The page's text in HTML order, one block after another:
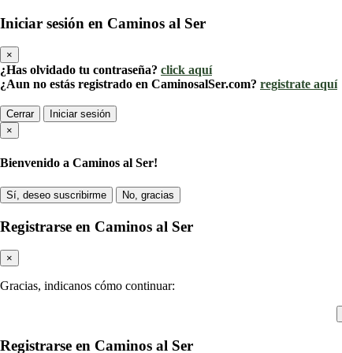
Iniciar sesión en Caminos al Ser
×
¿Has olvidado tu contraseña? click aquí
¿Aun no estás registrado en CaminosalSer.com? registrate aquí
Cerrar
Iniciar sesión
×
Bienvenido a Caminos al Ser!
Sí, deseo suscribirme No, gracias
Registrarse en Caminos al Ser
×
Gracias, indicanos cómo continuar:
Registrarse en Caminos al Ser